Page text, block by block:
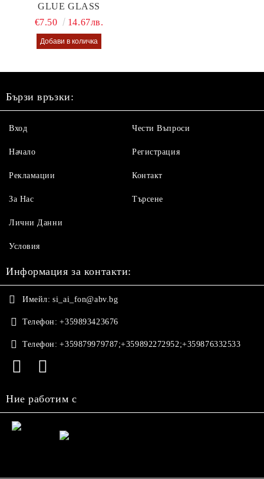
GLUE GLASS
€7.50
14.67лв.
Бързи връзки:
Вход
Начало
Рекламации
За Нас
Чести Въпроси
Регистрация
Контакт
Търсене
Лични Данни
Условия
Информация за контакти:
Имейл: si_ai_fon@abv.bg
Телефон: +359893423676
Телефон: +359879979787;+359892272952;+359876332533
Ние работим с